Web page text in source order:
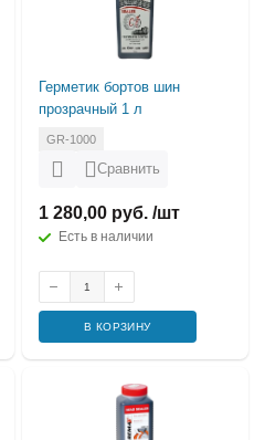
Герметик бортов шин
прозрачный 1 л
GR-1000
Сравнить
1 280,00 руб. /шт
Есть в наличии
В КОРЗИНУ